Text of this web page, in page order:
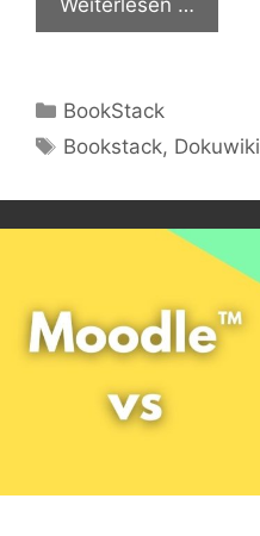
Kategorien
BookStack
Schlagwörter
Bookstack, Dokuwiki